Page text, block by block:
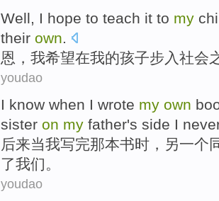
Well, I hope to teach it to my
their own.
恩 ， 我希望在我的孩子步入社会
youdao
I know when I wrote my own
sister on my father's side I
后来当我写完那本书时，另一个
了我们。
youdao